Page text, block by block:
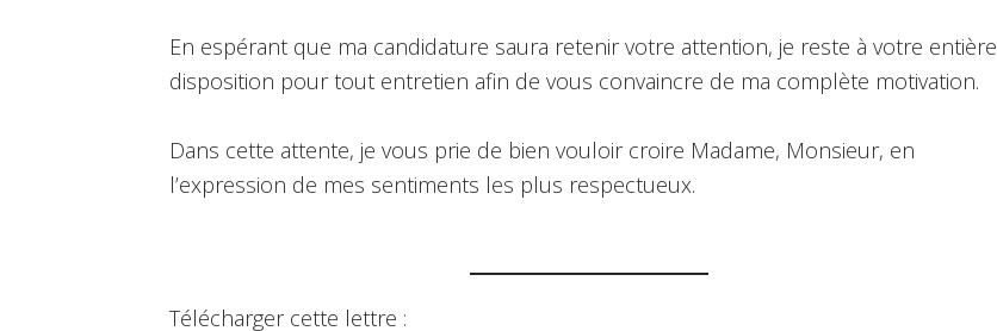
En espérant que ma candidature saura retenir votre attention, je reste à votre entière
disposition pour tout entretien afin de vous convaincre de ma complète motivation.
Dans cette attente, je vous prie de bien vouloir croire Madame, Monsieur, en
l’expression de mes sentiments les plus respectueux.
Télécharger cette lettre :